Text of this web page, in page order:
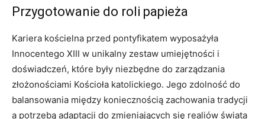
Przygotowanie do roli papieża
Kariera kościelna przed pontyfikatem wyposażyła
Innocentego XIII w unikalny zestaw umiejętności i
doświadczeń, które były niezbędne do zarządzania
złożonościami Kościoła katolickiego. Jego zdolność do
balansowania między koniecznością zachowania tradycji
a potrzebą adaptacji do zmieniających się realiów świata